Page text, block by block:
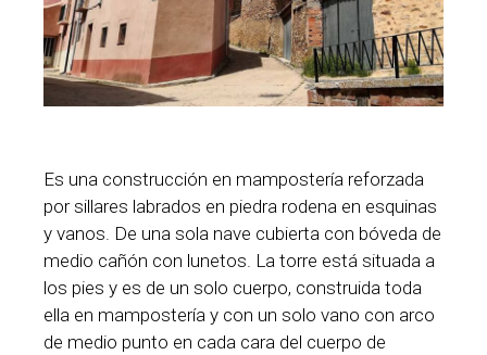
Es una construcción en mampostería reforzada
por sillares labrados en piedra rodena en esquinas
y vanos. De una sola nave cubierta con bóveda de
medio cañón con lunetos. La torre está situada a
los pies y es de un solo cuerpo, construida toda
ella en mampostería y con un solo vano con arco
de medio punto en cada cara del cuerpo de